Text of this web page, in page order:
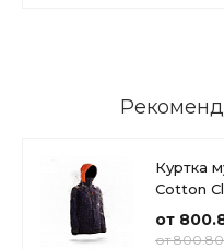
Куртка
Cotton
от
от